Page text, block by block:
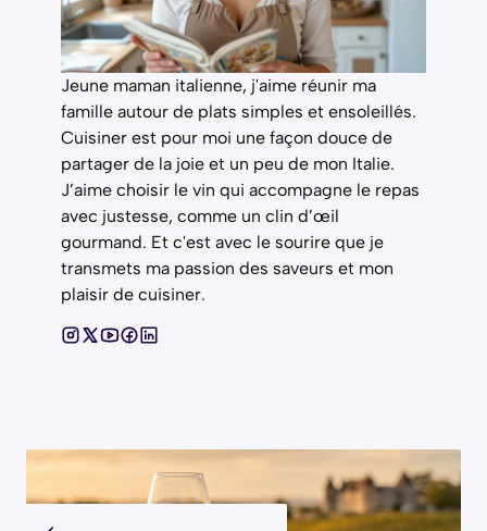
Jeune maman italienne, j'aime réunir ma
famille autour de plats simples et ensoleillés.
Cuisiner est pour moi une façon douce de
partager de la joie et un peu de mon Italie.
J’aime choisir le vin qui accompagne le repas
avec justesse, comme un clin d’œil
gourmand. Et c'est avec le sourire que je
transmets ma passion des saveurs et mon
plaisir de cuisiner.